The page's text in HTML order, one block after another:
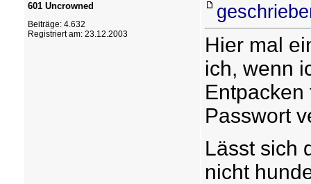
601 Uncrowned
Beiträge: 4.632
Registriert am: 23.12.2003
Hier mal
ich, wenn
Entpacken
Passwort
Lässt sich
nicht